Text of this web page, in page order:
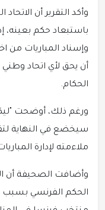
وأكد التقرير أن
باستبعاد حكم بعينه،
وإسناد المباريات من
أن يحق لأي اتحاد
الحكام.
ورغم ذلك، أوضحت
سيخضع في النهاية
ملاءمته لإدارة
وأضافت الصحيفة أن
الحكم الفرنسي بسبب